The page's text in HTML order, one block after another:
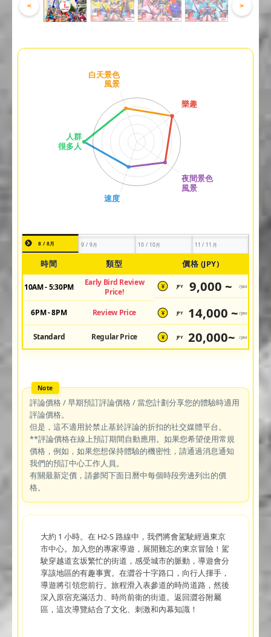
< >
8 / 8月 9 / 9月 10 / 10月 11 / 11月
時間 類型 價格 (JPY)
10AM - 5:30PM
Early Bird Review
Price!
¥ JPY 9,000 ~ /pax
6PM - 8PM Review Price ¥ JPY 14,000 ~ /pax
Standard Regular Price ¥ JPY 20,000~ /pax
評論價格 / 早期預訂評論價格 / 當您計劃分享您的體驗時適用
評論價格。
但是，這不適用於禁止基於評論的折扣的社交媒體平台。
**評論價格在線上預訂期間自動應用。如果您希望使用常規
價格，例如，如果您想保持體驗的機密性，請通過消息通知
我們的預訂中心工作人員。
有關最新定價，請參閱下面日曆中每個時段旁邊列出的價
格。
大約 1 小時。在 H2-S 路線中，我們將會駕駛經過東京
市中心。加入您的專家導遊，展開難忘的東京冒險！駕
駛穿越道玄坂繁忙的街道，感受城市的脈動，導遊會分
享該地區的有趣事實。在澀谷十字路口，向行人揮手，
導遊將引領您前行。旅程滑入表參道的時尚道路，然後
深入原宿充滿活力、時尚前衛的街道。返回澀谷附屬
區，這次導覽結合了文化、刺激和內幕知識！